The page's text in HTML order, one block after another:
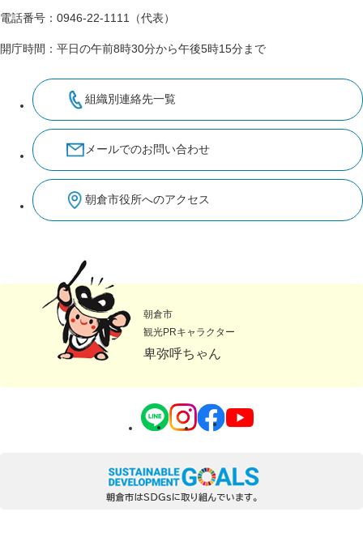
電話番号：0946-22-1111（代表）
開庁時間：平日の午前8時30分から午後5時15分まで
組織別連絡先一覧
メールでのお問い合わせ
朝倉市役所へのアクセス
朝倉市
観光PRキャラクター
卑弥呼ちゃん